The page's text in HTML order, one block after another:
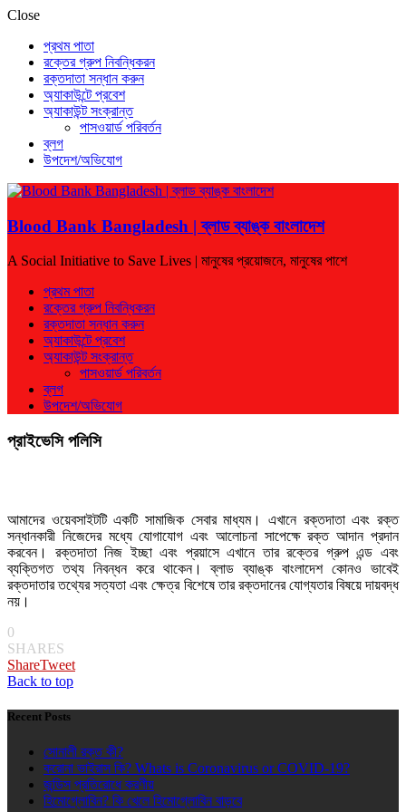
Close
প্রথম পাতা
রক্তের গ্রুপ নিবন্ধিকরন
রক্তদাতা সন্ধান করুন
অ্যাকাউন্টে প্রবেশ
অ্যাকাউন্ট সংক্রান্ত
পাসওয়ার্ড পরিবর্তন
ব্লগ
উপদেশ/অভিযোগ
Blood Bank Bangladesh | ব্লাড ব্যাঙ্ক বাংলাদেশ
A Social Initiative to Save Lives | মানুষের প্রয়োজনে, মানুষের পাশে
প্রথম পাতা
রক্তের গ্রুপ নিবন্ধিকরন
রক্তদাতা সন্ধান করুন
অ্যাকাউন্টে প্রবেশ
অ্যাকাউন্ট সংক্রান্ত
পাসওয়ার্ড পরিবর্তন
ব্লগ
উপদেশ/অভিযোগ
প্রাইভেসি পলিসি
আমাদের ওয়েবসাইটটি একটি সামাজিক সেবার মাধ্যম। এখানে রক্তদাতা এবং রক্ত
সন্ধানকারী নিজেদের মধ্যে যোগাযোগ এবং আলোচনা সাপেক্ষে রক্ত আদান প্রদান
করবেন। রক্তদাতা নিজ ইচ্ছা এবং প্রয়াসে এখানে তার রক্তের গ্রুপ এন্ড এবং
ব্যক্তিগত তথ্য নিবন্ধন করে থাকেন। ব্লাড ব্যাঙ্ক বাংলাদেশ কোনও ভাবেই
রক্তদাতার তথ্যের সত্যতা এবং ক্ষেত্র বিশেষে তার রক্তদানের যোগ্যতার বিষয়ে দায়বদ্ধ
নয়।
0
SHARES
ShareTweet
Back to top
Recent Posts
সোনালী রক্ত কী?
করোনা ভাইরাস কি? Whats is Coronavirus or COVID-19?
জন্ডিস প্রতিরোধে করণীয়
হিমোগ্লোবিন? কি খেলে হিমোগ্লোবিন বাড়বে